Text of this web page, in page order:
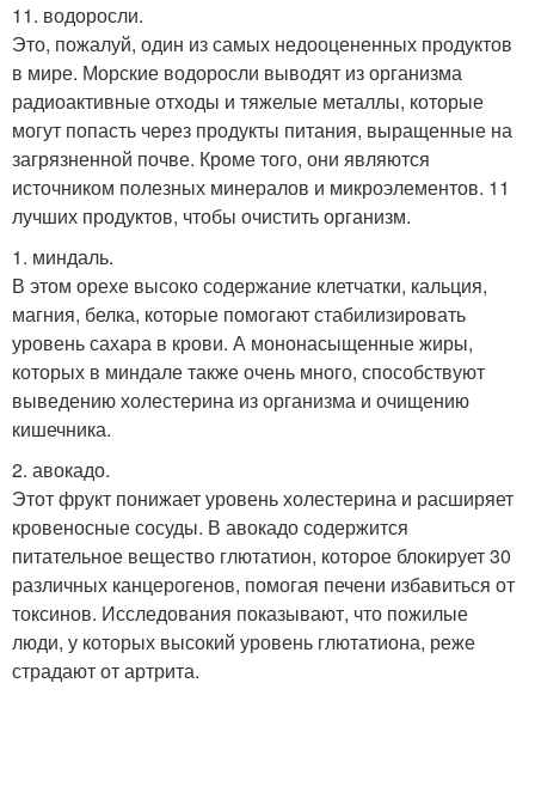
11. водоросли.
Это, пожалуй, один из самых недооцененных продуктов
в мире. Морские водоросли выводят из организма
радиоактивные отходы и тяжелые металлы, которые
могут попасть через продукты питания, выращенные на
загрязненной почве. Кроме того, они являются
источником полезных минералов и микроэлементов. 11
лучших продуктов, чтобы очистить организм.
1. миндаль.
В этом орехе высоко содержание клетчатки, кальция,
магния, белка, которые помогают стабилизировать
уровень сахара в крови. А мононасыщенные жиры,
которых в миндале также очень много, способствуют
выведению холестерина из организма и очищению
кишечника.
2. авокадо.
Этот фрукт понижает уровень холестерина и расширяет
кровеносные сосуды. В авокадо содержится
питательное вещество глютатион, которое блокирует 30
различных канцерогенов, помогая печени избавиться от
токсинов. Исследования показывают, что пожилые
люди, у которых высокий уровень глютатиона, реже
страдают от артрита.